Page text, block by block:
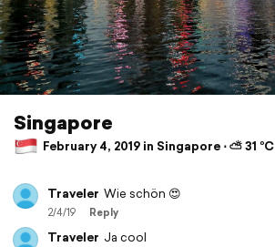
Singapore
February 4, 2019 in Singapore ⋅ ⛅ 31 °C
Traveler Wie schön 😍
2/4/19 Reply
Traveler Ja cool